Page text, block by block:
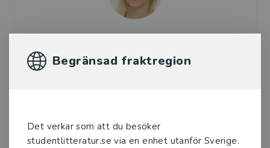
Begränsad fraktregion
Det verkar som att du besöker
studentlitteratur.se via en enhet utanför Sverige.
Jennie Wilson är legitimerad grundskollärare.